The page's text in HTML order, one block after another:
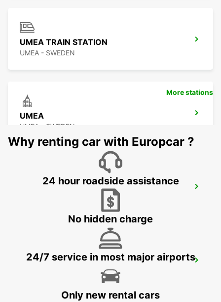
UMEA TRAIN STATION
UMEA - SWEDEN
UMEA
UMEA - SWEDEN
SUNDSVALL MIDLANDA AIRPORT
SUNDSVALL
More stations
Why renting car with Europcar ?
24 hour roadside assistance
No hidden charge
24/7 service in most major airports
Only new rental cars